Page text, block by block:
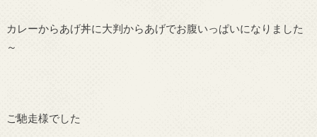
カレーからあげ丼に大判からあげでお腹いっぱいになりました
～
ご馳走様でした